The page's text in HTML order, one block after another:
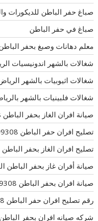
صباغ حفر الباطن للديكورات والتشطبيات
صباغ في حفر الباطن
معلم دهانات وصبغ بحفر
شغالات بالشهر اندونيسيات
شغالات اثيوبيات بالشهر
شغالات فلبينيات بالشهر
صيانة افران الغاز بحفر الباطن 0544909308
تصليح افران حفر الباطن 0544909308
تصليح افران الغاز بحفر الباطن 0544909308
صيانة أفران غاز بحفر الباطن القيصومة
صيانة افران بحفر الباطن 0544909308
رقم تصليح افران حفر الباطن 0544909308
شركه صيانه افران بحفر الباطن